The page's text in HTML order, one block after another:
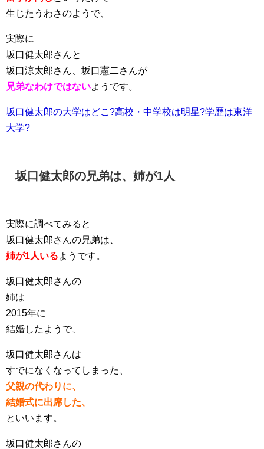
生じたうわさのようで、
実際に
坂口健太郎さんと
坂口涼太郎さん、坂口憲二さんが
兄弟なわけではないようです。
坂口健太郎の大学はどこ?高校・中学校は明星?学歴は東洋
大学?
坂口健太郎の兄弟は、姉が1人
実際に調べてみると
坂口健太郎さんの兄弟は、
姉が1人いるようです。
坂口健太郎さんの
姉は
2015年に
結婚したようで、
坂口健太郎さんは
すでになくなってしまった、
父親の代わりに、
結婚式に出席した、
といいます。
坂口健太郎さんの